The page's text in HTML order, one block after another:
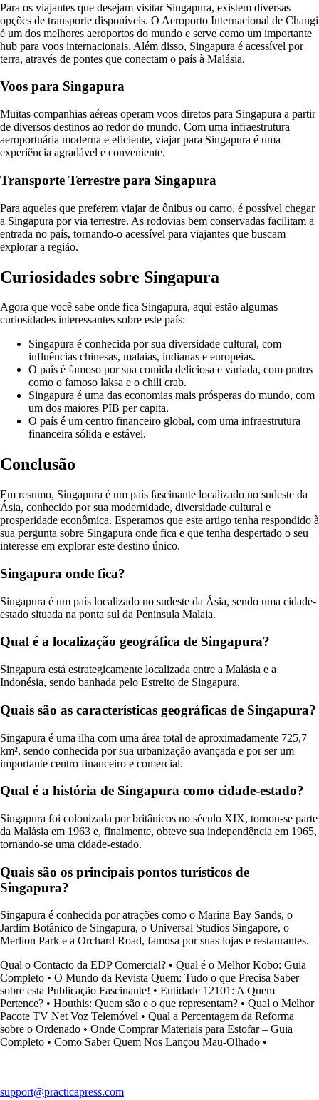
Para os viajantes que desejam visitar Singapura, existem diversas
opções de transporte disponíveis. O Aeroporto Internacional de Changi
é um dos melhores aeroportos do mundo e serve como um importante
hub para voos internacionais. Além disso, Singapura é acessível por
terra, através de pontes que conectam o país à Malásia.
Voos para Singapura
Muitas companhias aéreas operam voos diretos para Singapura a partir
de diversos destinos ao redor do mundo. Com uma infraestrutura
aeroportuária moderna e eficiente, viajar para Singapura é uma
experiência agradável e conveniente.
Transporte Terrestre para Singapura
Para aqueles que preferem viajar de ônibus ou carro, é possível chegar
a Singapura por via terrestre. As rodovias bem conservadas facilitam a
entrada no país, tornando-o acessível para viajantes que buscam
explorar a região.
Curiosidades sobre Singapura
Agora que você sabe onde fica Singapura, aqui estão algumas
curiosidades interessantes sobre este país:
Singapura é conhecida por sua diversidade cultural, com
influências chinesas, malaias, indianas e europeias.
O país é famoso por sua comida deliciosa e variada, com pratos
como o famoso laksa e o chili crab.
Singapura é uma das economias mais prósperas do mundo, com
um dos maiores PIB per capita.
O país é um centro financeiro global, com uma infraestrutura
financeira sólida e estável.
Conclusão
Em resumo, Singapura é um país fascinante localizado no sudeste da
Ásia, conhecido por sua modernidade, diversidade cultural e
prosperidade econômica. Esperamos que este artigo tenha respondido à
sua pergunta sobre Singapura onde fica e que tenha despertado o seu
interesse em explorar este destino único.
Singapura onde fica?
Singapura é um país localizado no sudeste da Ásia, sendo uma cidade-
estado situada na ponta sul da Península Malaia.
Qual é a localização geográfica de Singapura?
Singapura está estrategicamente localizada entre a Malásia e a
Indonésia, sendo banhada pelo Estreito de Singapura.
Quais são as características geográficas de Singapura?
Singapura é uma ilha com uma área total de aproximadamente 725,7
km², sendo conhecida por sua urbanização avançada e por ser um
importante centro financeiro e comercial.
Qual é a história de Singapura como cidade-estado?
Singapura foi colonizada por britânicos no século XIX, tornou-se parte
da Malásia em 1963 e, finalmente, obteve sua independência em 1965,
tornando-se uma cidade-estado.
Quais são os principais pontos turísticos de
Singapura?
Singapura é conhecida por atrações como o Marina Bay Sands, o
Jardim Botânico de Singapura, o Universal Studios Singapore, o
Merlion Park e a Orchard Road, famosa por suas lojas e restaurantes.
Qual o Contacto da EDP Comercial? • Qual é o Melhor Kobo: Guia
Completo • O Mundo da Revista Quem: Tudo o que Precisa Saber
sobre esta Publicação Fascinante! • Entidade 12101: A Quem
Pertence? • Houthis: Quem são e o que representam? • Qual o Melhor
Pacote TV Net Voz Telemóvel • Qual a Percentagem da Reforma
sobre o Ordenado • Onde Comprar Materiais para Estofar – Guia
Completo • Como Saber Quem Nos Lançou Mau-Olhado •
support@practicapress.com